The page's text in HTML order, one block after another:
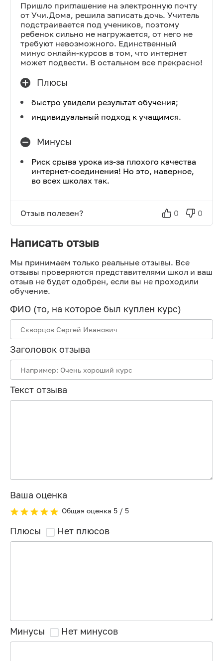
Пришло приглашение на электронную почту
от Учи.Дома, решила записать дочь. Учитель
подстраивается под учеников, поэтому
ребенок сильно не нагружается, от него не
требуют невозможного. Единственный
минус онлайн-курсов в том, что интернет
может подвести. В остальном все прекрасно!
Плюсы
быстро увидели результат обучения;
индивидуальный подход к учащимся.
Минусы
Риск срыва урока из-за плохого качества
интернет-соединения! Но это, наверное,
во всех школах так.
Отзыв полезен? 0 0
Написать отзыв
Мы принимаем только реальные отзывы. Все
отзывы проверяются представителями школ и ваш
отзыв не будет одобрен, если вы не проходили
обучение.
ФИО (то, на которое был куплен курс)
Заголовок отзыва
Текст отзыва
Ваша оценка
Общая оценка 5/ 5
Плюсы Нет плюсов
Минусы Нет минусов